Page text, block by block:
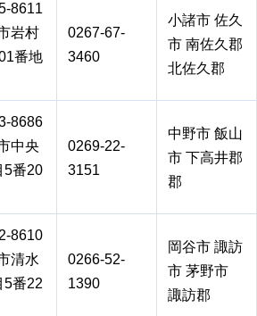
8611
岩村
番地
0267-67-
3460
小諸市 佐久
市 南佐久郡
北佐久郡
8686
中央
5番20
0269-22-
3151
中野市 飯山
市 下高井郡
郡
8610
清水
5番22
0266-52-
1390
岡谷市 諏訪
市 茅野市
諏訪郡